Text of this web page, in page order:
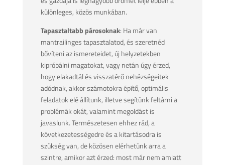
különleges, közös munkában.
Tapasztaltabb párosoknak: Ha már van
mantrailinges tapasztalatod, és szeretnéd
bővíteni az ismereteidet, új helyzetekben
kipróbálni magatokat, vagy netán úgy érzed,
hogy elakadtál és visszatérő nehézségeitek
adódnak, akkor számotokra építő, optimális
feladatok elé állítunk, illetve segítünk feltárni a
problémák okát, valamint megoldást is
javaslunk. Természetesen ehhez rád, a
következetességedre és a kitartásodra is
szükség van, de közösen elérhetünk arra a
szintre, amikor azt érzed: most már nem amiatt